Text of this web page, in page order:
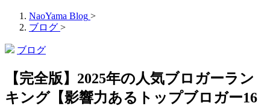
NaoYama Blog >
ブログ >
ブログ
【完全版】2025年の人気ブロガーラン
キング【影響力あるトップブロガー16